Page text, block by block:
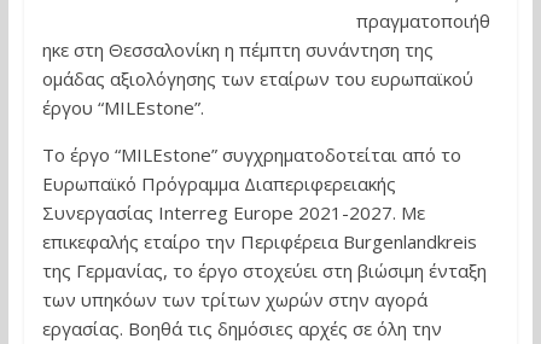
πραγματοποιήθ
ηκε στη Θεσσαλονίκη η πέμπτη συνάντηση της
ομάδας αξιολόγησης των εταίρων του ευρωπαϊκού
έργου “MILEstone”.
Το έργο “MILEstone” συγχρηματοδοτείται από το
Ευρωπαϊκό Πρόγραμμα Διαπεριφερειακής
Συνεργασίας Interreg Europe 2021-2027. Με
επικεφαλής εταίρο την Περιφέρεια Burgenlandkreis
της Γερμανίας, το έργο στοχεύει στη βιώσιμη ένταξη
των υπηκόων των τρίτων χωρών στην αγορά
εργασίας. Βοηθά τις δημόσιες αρχές σε όλη την